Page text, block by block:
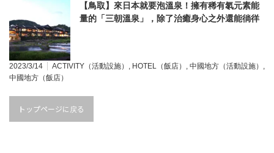
【鳥取】來日本就要泡溫泉！擁有稀有氡元素能
量的「三朝溫泉」，除了治癒身心之外還能徜徉
2023/3/14 ACTIVITY（活動設施） , HOTEL（飯店） , 中國地方（活動設施） ,
中國地方（飯店）
トップページに戻る